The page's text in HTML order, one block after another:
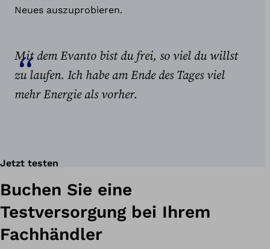
Neues auszuprobieren.
Mit dem Evanto bist du frei, so viel du willst
zu laufen. Ich habe am Ende des Tages viel
mehr Energie als vorher.
Jetzt testen
Buchen Sie eine
Testversorgung bei Ihrem
Fachhändler